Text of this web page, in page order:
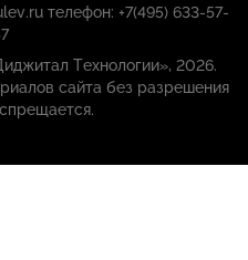
телефон: +7(495) 633-57-
Технологии», 2026.
сайта без разрешения